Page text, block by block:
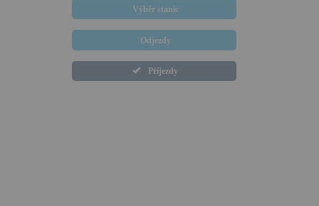
Výběr stanic
Odjezdy
Příjezdy